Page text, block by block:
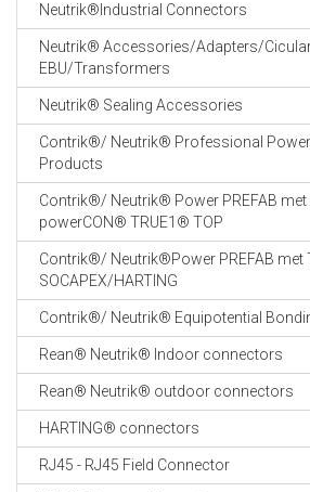
Neutrik®Industrial Connectors
Neutrik® Accessories/Adapters/
EBU/Transformers
Neutrik® Sealing Accessories
Contrik®/ Neutrik® Professional Power
Products
Contrik®/ Neutrik® Power PREFAB met
powerCON® TRUE1® TOP
Contrik®/ Neutrik®Power PREFAB met
SOCAPEX/HARTING
Contrik®/ Neutrik® Equipotential
Rean® Neutrik® Indoor connectors
Rean® Neutrik® outdoor connectors
HARTING® connectors
RJ45 - RJ45 Field Connector